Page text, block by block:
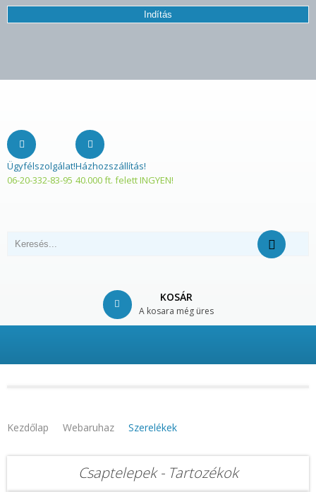
Indítás
Ügyfélszolgálat!
06-20-332-83-95
Házhozszállítás!
40.000 ft. felett INGYEN!
KOSÁR
A kosara még üres
Kezdőlap Webaruhaz Szerelékek
Csaptelepek - Tartozékok